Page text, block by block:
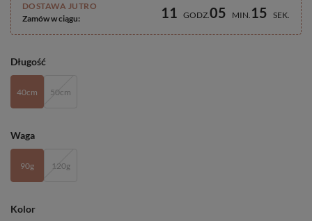
Długość
40cm 50cm
Waga
90g 120g
Kolor
DOSTAWA JUTRO
Zamów w ciągu:
11 GODZ05 MIN 14 SEK